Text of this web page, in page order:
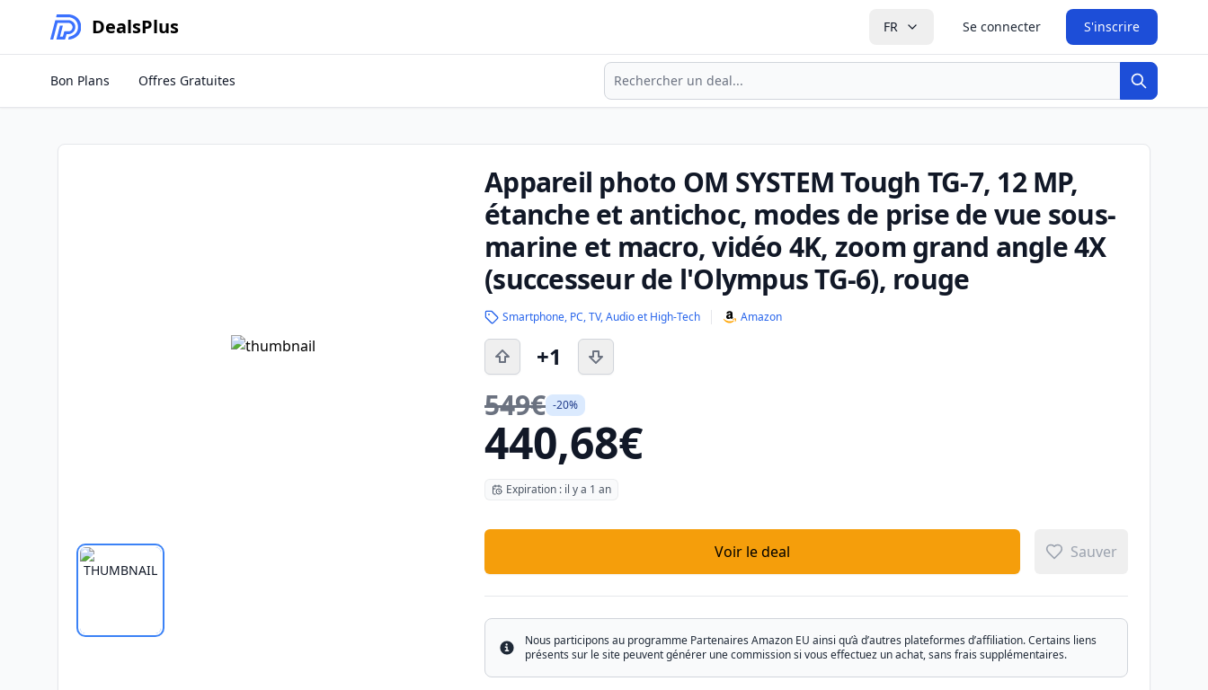
DealsPlus FR Se connecter S'inscrire
Recherche
Recherche
Bon Plans Offres Gratuites
Appareil photo OM SYSTEM Tough TG-7, 12 MP,
étanche et antichoc, modes de prise de vue sous-
marine et macro, vidéo 4K, zoom grand angle 4X
(successeur de l'Olympus TG-6), rouge
Smartphone, PC, TV, Audio et High-Tech Amazon
+1
549€ -20%
440,68€
Expiration : il y a 1 an
Voir le deal Sauver
Info
Nous participons au programme Partenaires Amazon EU ainsi qu’à d’autres plateformes d’affiliation. Certains liens
présents sur le site peuvent générer une commission si vous effectuez un achat, sans frais supplémentaires.